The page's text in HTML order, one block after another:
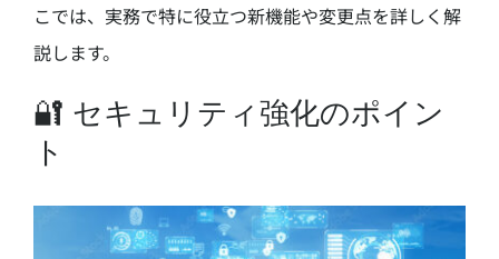
こでは、実務で特に役立つ新機能や変更点を詳しく解
説します。
🔐 セキュリティ強化のポイン
ト